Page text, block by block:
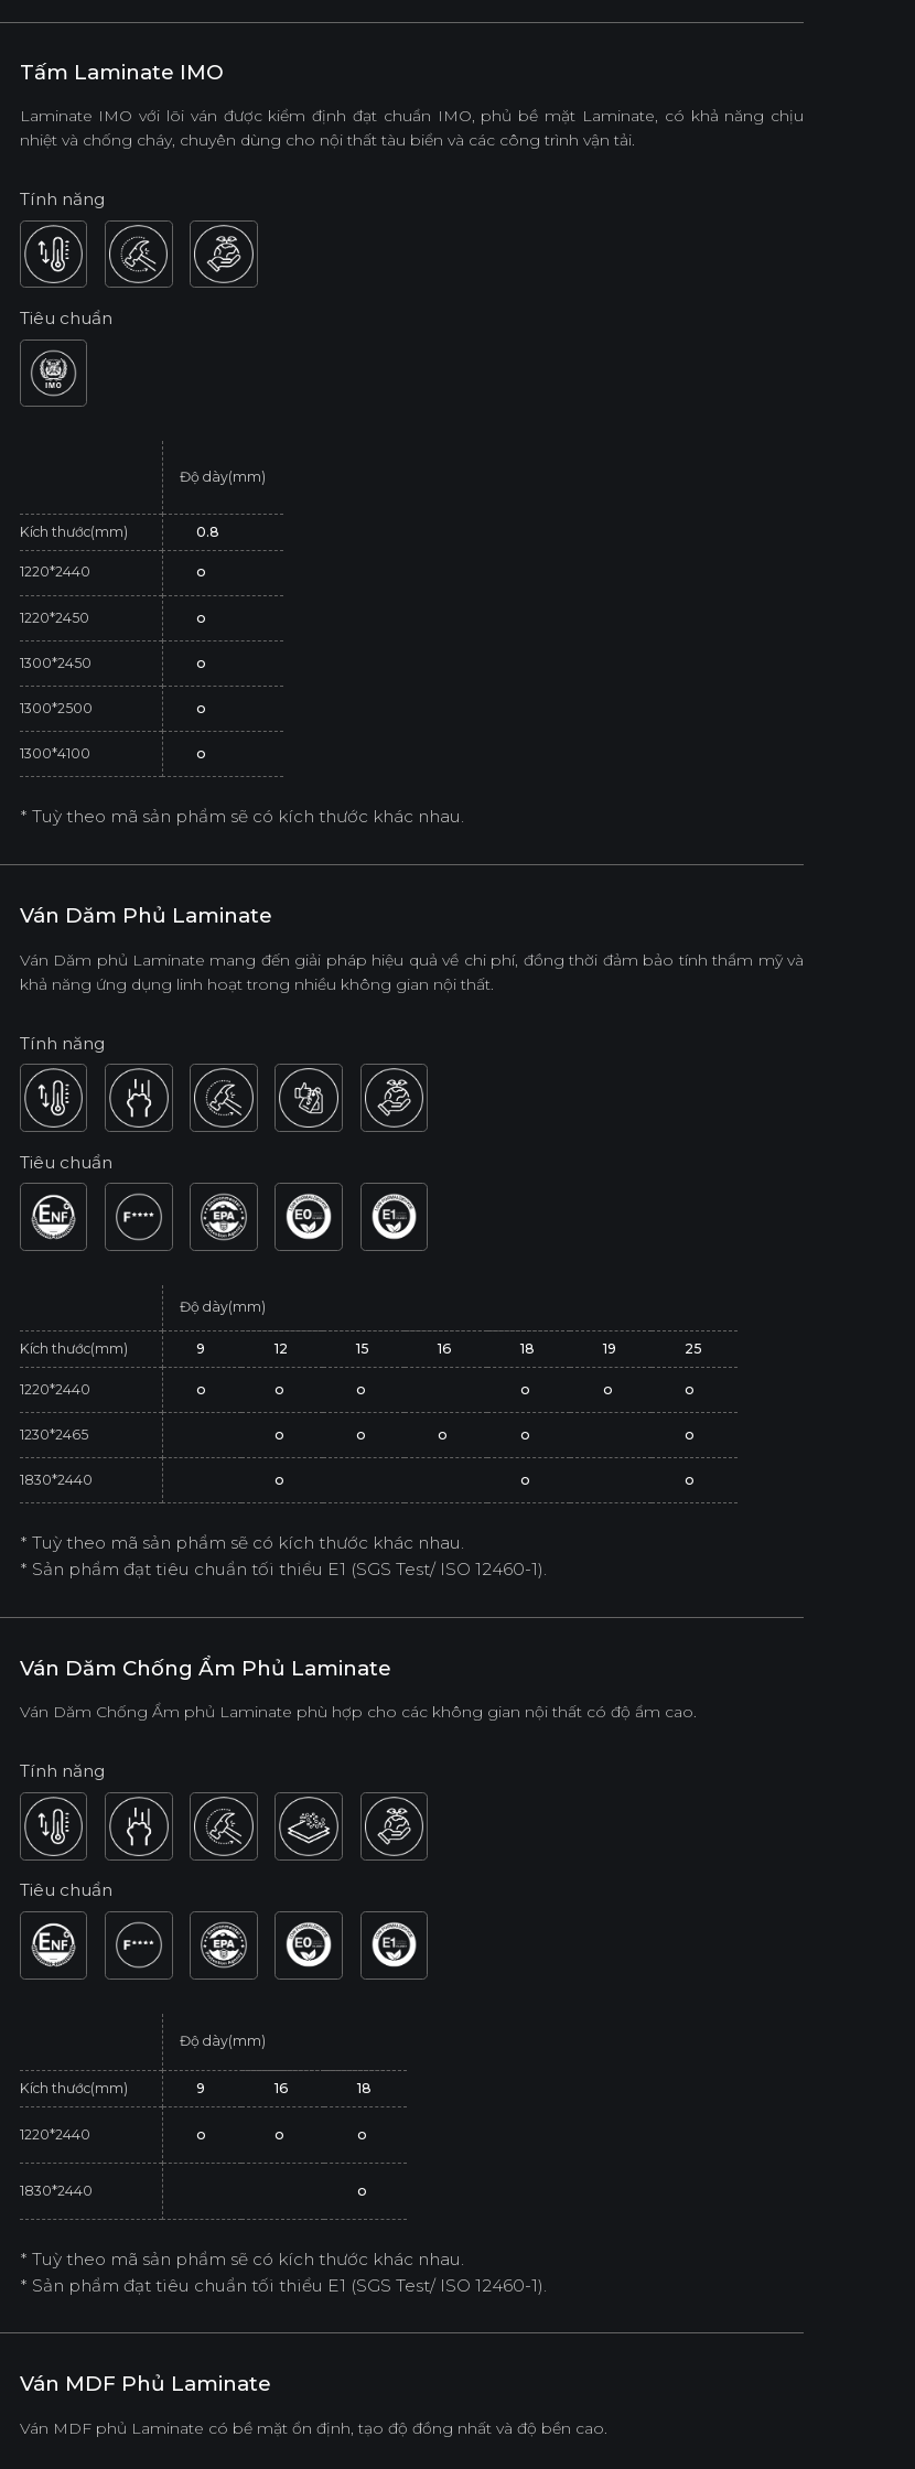
Tấm Laminate IMO
Laminate IMO với lõi ván được kiểm định đạt chuẩn IMO, phủ bề mặt Laminate, có khả năng chịu
nhiệt và chống cháy, chuyên dùng cho nội thất tàu biển và các công trình vận tải.
Tính năng
Tiêu chuẩn
Độ dày(mm)
Kích thước(mm) 0.8
1220*2440 o
1220*2450 o
1300*2450 o
1300*2500 o
1300*4100 o
* Tuỳ theo mã sản phẩm sẽ có kích thước khác nhau.
Ván Dăm Phủ Laminate
Ván Dăm phủ Laminate mang đến giải pháp hiệu quả về chi phí, đồng thời đảm bảo tính thẩm mỹ và
khả năng ứng dụng linh hoạt trong nhiều không gian nội thất.
Tính năng
Tiêu chuẩn
Độ dày(mm)
Kích thước(mm) 9 12 15 16 18 19 25
1220*2440 o o o o o o
1230*2465 o o o o o
1830*2440 o o o
* Tuỳ theo mã sản phẩm sẽ có kích thước khác nhau.
* Sản phẩm đạt tiêu chuẩn tối thiểu E1 (SGS Test/ ISO 12460-1).
Ván Dăm Chống Ẩm Phủ Laminate
Ván Dăm Chống Ẩm phủ Laminate phù hợp cho các không gian nội thất có độ ẩm cao.
Tính năng
Tiêu chuẩn
Độ dày(mm)
Kích thước(mm) 9 16 18
1220*2440 o o o
1830*2440 o
* Tuỳ theo mã sản phẩm sẽ có kích thước khác nhau.
* Sản phẩm đạt tiêu chuẩn tối thiểu E1 (SGS Test/ ISO 12460-1).
Ván MDF Phủ Laminate
Ván MDF phủ Laminate có bề mặt ổn định, tạo độ đồng nhất và độ bền cao.